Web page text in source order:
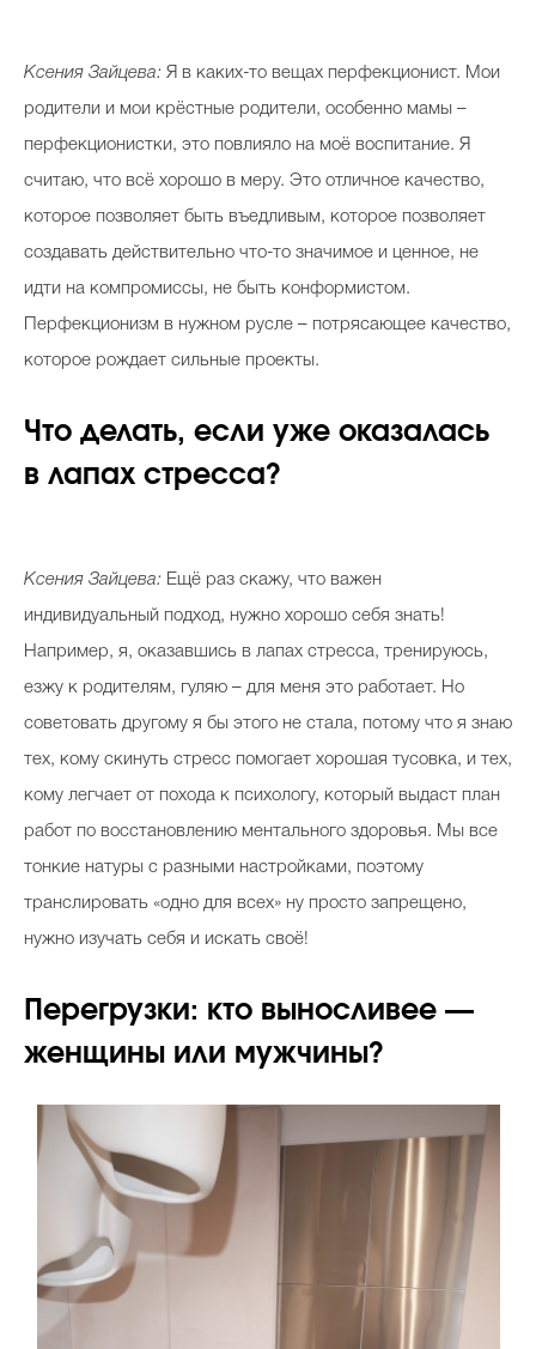
Ксения Зайцева: Я в каких-то вещах перфекционист. Мои
родители и мои крёстные родители, особенно мамы –
перфекционистки, это повлияло на моё воспитание. Я
считаю, что всё хорошо в меру. Это отличное качество,
которое позволяет быть въедливым, которое позволяет
создавать действительно что-то значимое и ценное, не
идти на компромиссы, не быть конформистом.
Перфекционизм в нужном русле – потрясающее качество,
которое рождает сильные проекты.
Что делать, если уже оказалась
в лапах стресса?
Ксения Зайцева: Ещё раз скажу, что важен
индивидуальный подход, нужно хорошо себя знать!
Например, я, оказавшись в лапах стресса, тренируюсь,
езжу к родителям, гуляю – для меня это работает. Но
советовать другому я бы этого не стала, потому что я знаю
тех, кому скинуть стресс помогает хорошая тусовка, и тех,
кому легчает от похода к психологу, который выдаст план
работ по восстановлению ментального здоровья. Мы все
тонкие натуры с разными настройками, поэтому
транслировать «одно для всех» ну просто запрещено,
нужно изучать себя и искать своё!
Перегрузки: кто выносливее —
женщины или мужчины?